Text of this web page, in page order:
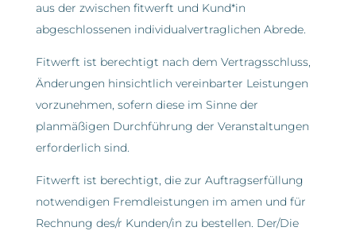
aus der zwischen fitwerft und Kund*in
abgeschlossenen individualvertraglichen Abrede.
Fitwerft ist berechtigt nach dem Vertragsschluss,
Änderungen hinsichtlich vereinbarter Leistungen
vorzunehmen, sofern diese im Sinne der
planmäßigen Durchführung der Veranstaltungen
erforderlich sind.
Fitwerft ist berechtigt, die zur Auftragserfüllung
notwendigen Fremdleistungen im amen und für
Rechnung des/r Kunden/in zu bestellen. Der/Die